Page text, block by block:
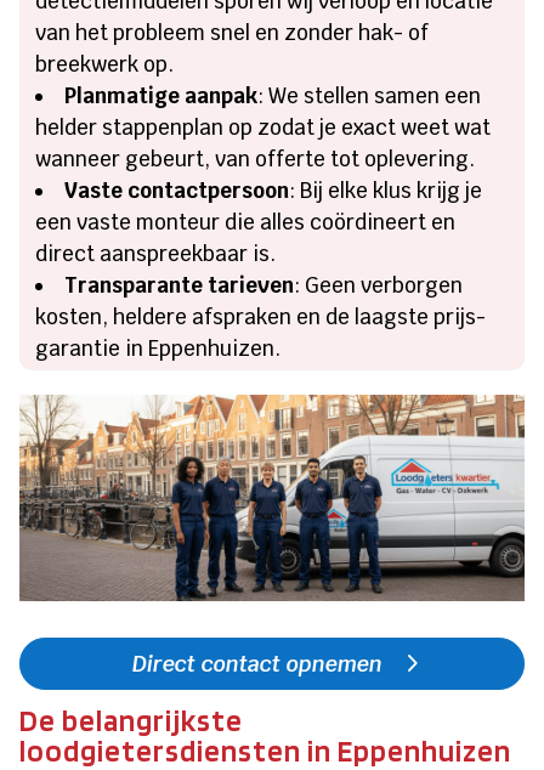
van het probleem snel en zonder hak- of
breekwerk op.
Planmatige aanpak: We stellen samen een
helder stappenplan op zodat je exact weet wat
wanneer gebeurt, van offerte tot oplevering.
Vaste contactpersoon: Bij elke klus krijg je
een vaste monteur die alles coördineert en
direct aanspreekbaar is.
Transparante tarieven: Geen verborgen
kosten, heldere afspraken en de laagste prijs-
garantie in Eppenhuizen.
Direct contact opnemen
De belangrijkste
loodgietersdiensten in Eppenhuizen